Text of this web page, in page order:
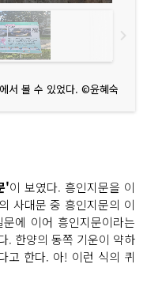
서 볼 수 있었다. ©윤혜숙
'이 보였다. 흥인지문을 이
사대문 중 흥인지문의 이
에 이어 흥인지문이라는
. 한양의 동쪽 기운이 약하
고 한다. 아! 이런 식의 퀴